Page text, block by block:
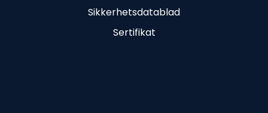
Sikkerhetsdatablad
Sertifikat